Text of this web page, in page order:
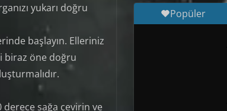
yukarı doğru
başlayın. Elleriniz
biraz öne doğru
derece sağa çevirin ve
Popüler